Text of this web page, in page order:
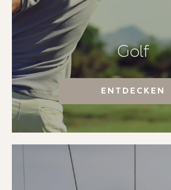
Golf
ENTDECKEN